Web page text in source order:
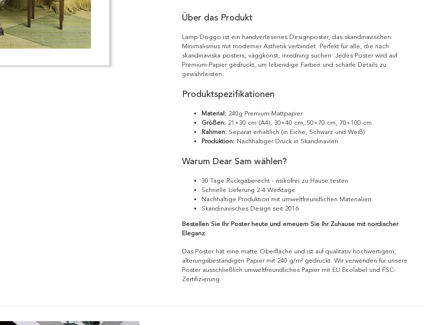
Über das Produkt
Lamp Doggo ist ein handverlesenes Designposter, das skandinavischen
Minimalismus mit moderner Ästhetik verbindet. Perfekt für alle, die nach
skandinaviska posters, väggkonst, inredning suchen. Jedes Poster wird auf
Premium-Papier gedruckt, um lebendige Farben und scharfe Details zu
gewährleisten.
Produktspezifikationen
Material: 240g Premium-Mattpapier
Größen: 21×30 cm (A4), 30×40 cm, 50×70 cm, 70×100 cm
Rahmen: Separat erhältlich (in Eiche, Schwarz und Weiß)
Produktion: Nachhaltiger Druck in Skandinavien
Warum Dear Sam wählen?
30 Tage Rückgaberecht - risikofrei zu Hause testen
Schnelle Lieferung 2-4 Werktage
Nachhaltige Produktion mit umweltfreundlichen Materialien
Skandinavisches Design seit 2016
Bestellen Sie Ihr Poster heute und erneuern Sie Ihr Zuhause mit nordischer
Eleganz.
Das Poster hat eine matte Oberfläche und ist auf qualitativ hochwertigem,
alterungsbeständigen Papier mit 240 g/m² gedruckt. Wir verwenden für unsere
Poster ausschließlich umweltfreundliches Papier mit EU Ecolabel und FSC-
Zertifizierung.